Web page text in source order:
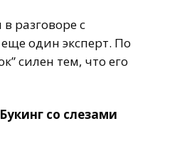
разговоре с
один эксперт. По
силен тем, что его
со слезами